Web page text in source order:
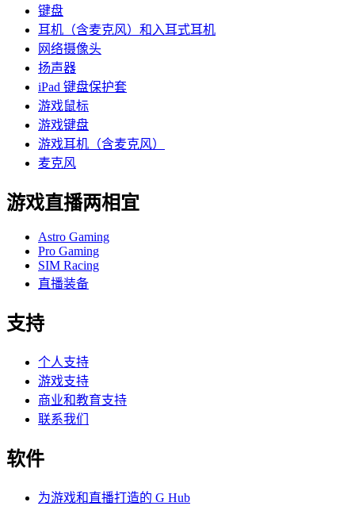
键盘
耳机（含麦克风）和入耳式耳机
网络摄像头
扬声器
iPad 键盘保护套
游戏鼠标
游戏键盘
游戏耳机（含麦克风）
麦克风
游戏直播两相宜
Astro Gaming
Pro Gaming
SIM Racing
直播装备
支持
个人支持
游戏支持
商业和教育支持
联系我们
软件
为游戏和直播打造的 G Hub